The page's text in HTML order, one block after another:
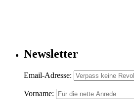
Newsletter
Email-Adresse:
Vorname: